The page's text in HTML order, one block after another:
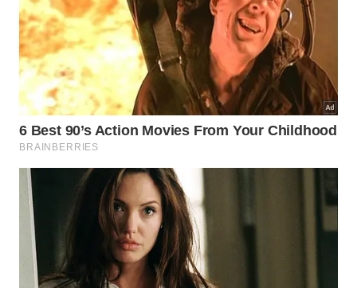
Nesses casos, remova o rejunte antigo com uma
ferramenta apropriada, limpe as juntas e reaplique
umrejuntede qualidade com propriedades flexíveis.
Em áreas grandes, superiores a 32 metros
dessolidarização com perfil de borracha ou
poliuretano a cada seis ou oito metros, funcionando
como válvulas de escape que aliviam a pressão
térmica e previnem novos estufamentos.